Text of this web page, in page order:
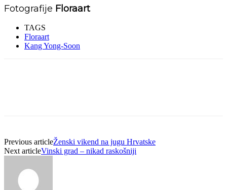
Fotografije Floraart
TAGS
Floraart
Kang Yong-Soon
Previous articleŽenski vikend na jugu Hrvatske
Next articleVinski grad – nikad raskošniji